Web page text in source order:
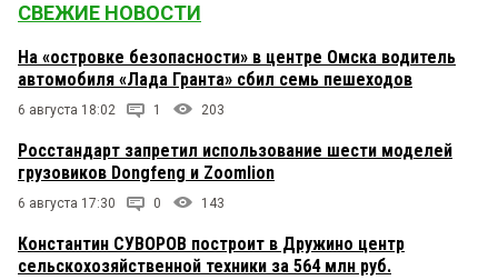
СВЕЖИЕ НОВОСТИ
На «островке безопасности» в центре Омска водитель
автомобиля «Лада Гранта» сбил семь пешеходов
6 августа 18:02 1 203
Росстандарт запретил использование шести моделей
грузовиков Dongfeng и Zoomlion
6 августа 17:30 0 143
Константин СУВОРОВ построит в Дружино центр
сельскохозяйственной техники за 564 млн руб.